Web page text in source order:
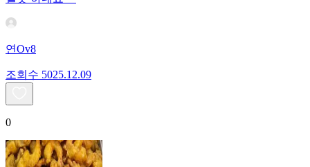
연Ov8
조회수 5025.12.09
0